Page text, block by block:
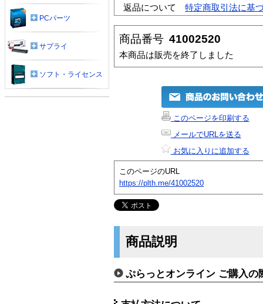
返品について
特定商取引法に基
商品番号 41002520
本商品は販売を終了しました
このページを印刷する
メールでURLを送る
お気に入りに追加する
このページのURL
https://plth.me/41002520
商品説明
ぷらっとオンライン ご購入の
PCパーツ
サプライ
ソフト・ライセンス